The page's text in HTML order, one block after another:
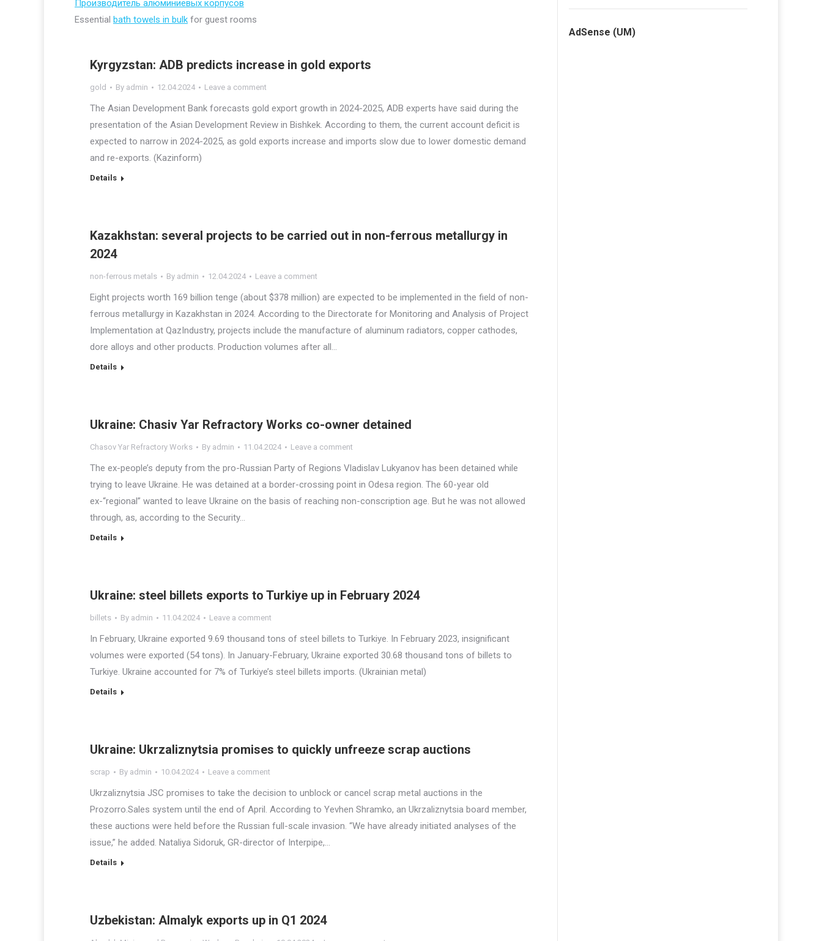
Производитель алюминиевых корпусов
Essential bath towels in bulk for guest rooms
Kyrgyzstan: ADB predicts increase in gold exports
gold By admin 12.04.2024 Leave a comment
The Asian Development Bank forecasts gold export growth in 2024-2025, ADB experts have said during the
presentation of the Asian Development Review in Bishkek. According to them, the current account deficit is
expected to narrow in 2024-2025, as gold exports increase and imports slow due to lower domestic demand
and re-exports. (Kazinform)
Details
Kazakhstan: several projects to be carried out in non-ferrous metallurgy in
2024
non-ferrous metals By admin 12.04.2024 Leave a comment
Eight projects worth 169 billion tenge (about $378 million) are expected to be implemented in the field of non-
ferrous metallurgy in Kazakhstan in 2024. According to the Directorate for Monitoring and Analysis of Project
Implementation at QazIndustry, projects include the manufacture of aluminum radiators, copper cathodes,
dore alloys and other products. Production volumes after all…
Details
Ukraine: Chasiv Yar Refractory Works co-owner detained
Chasov Yar Refractory Works By admin 11.04.2024 Leave a comment
The ex-people’s deputy from the pro-Russian Party of Regions Vladislav Lukyanov has been detained while
trying to leave Ukraine. He was detained at a border-crossing point in Odesa region. The 60-year old
ex-“regional” wanted to leave Ukraine on the basis of reaching non-conscription age. But he was not allowed
through, as, according to the Security…
Details
Ukraine: steel billets exports to Turkiye up in February 2024
billets By admin 11.04.2024 Leave a comment
In February, Ukraine exported 9.69 thousand tons of steel billets to Turkiye. In February 2023, insignificant
volumes were exported (54 tons). In January-February, Ukraine exported 30.68 thousand tons of billets to
Turkiye. Ukraine accounted for 7% of Turkiye’s steel billets imports. (Ukrainian metal)
Details
Ukraine: Ukrzaliznytsia promises to quickly unfreeze scrap auctions
scrap By admin 10.04.2024 Leave a comment
Ukrzaliznytsia JSC promises to take the decision to unblock or cancel scrap metal auctions in the
Prozorro.Sales system until the end of April. According to Yevhen Shramko, an Ukrzaliznytsia board member,
these auctions were held before the Russian full-scale invasion. “We have already initiated analyses of the
issue,” he added. Nataliya Sidoruk, GR-director of Interpipe,…
Details
Uzbekistan: Almalyk exports up in Q1 2024
AdSense (UM)